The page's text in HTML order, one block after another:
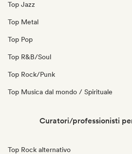
Top Jazz
Top Metal
Top Pop
Top R&B/Soul
Top Rock/Punk
Top Musica dal mondo / Spirituale
Curatori/professionisti
Top Rock alternativo